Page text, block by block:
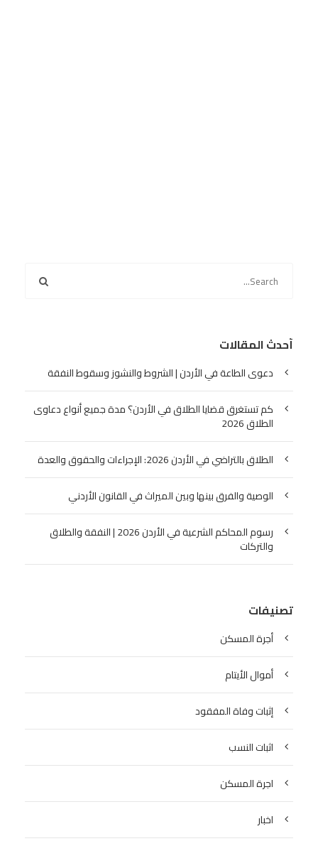
أحدث المقالات
دعوى الطاعة في الأردن | الشروط والنشوز وسقوط النفقة
كم تستغرق قضايا الطلاق في الأردن؟ مدة جميع أنواع دعاوى
الطلاق 2026
الطلاق بالتراضي في الأردن 2026: الإجراءات والحقوق والعدة
الوصية والفرق بينها وبين الميراث في القانون الأردني
رسوم المحاكم الشرعية في الأردن 2026 | النفقة والطلاق
والتركات
تصنيفات
أجرة المسكن
أموال الأيتام
إثبات وفاة المفقود
اثبات النسب
اجرة المسكن
اخبار